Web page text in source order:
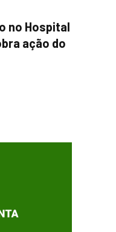
no Hospital
ação do